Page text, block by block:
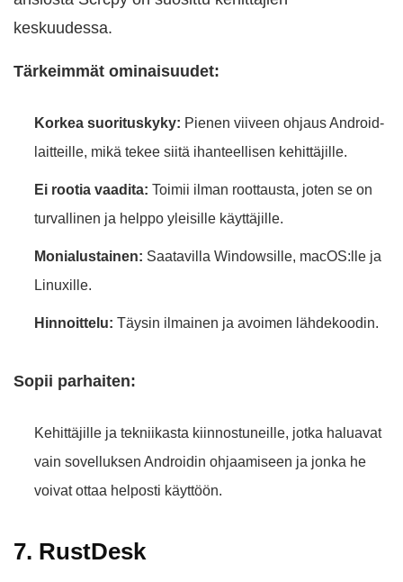
keskuudessa.
Tärkeimmät ominaisuudet:
Korkea suorituskyky: Pienen viiveen ohjaus Android-
laitteille, mikä tekee siitä ihanteellisen kehittäjille.
Ei rootia vaadita: Toimii ilman roottausta, joten se on
turvallinen ja helppo yleisille käyttäjille.
Monialustainen: Saatavilla Windowsille, macOS:lle ja
Linuxille.
Hinnoittelu: Täysin ilmainen ja avoimen lähdekoodin.
Sopii parhaiten:
Kehittäjille ja tekniikasta kiinnostuneille, jotka haluavat
vain sovelluksen Androidin ohjaamiseen ja jonka he
voivat ottaa helposti käyttöön.
7. RustDesk